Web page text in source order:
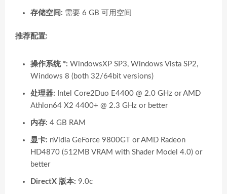
存储空间: 需要 6 GB 可用空间
推荐配置:
操作系统 *: WindowsXP SP3, Windows Vista SP2,
Windows 8 (both 32/64bit versions)
处理器: Intel Core2Duo E4400 @ 2.0 GHz or AMD
Athlon64 X2 4400+ @ 2.3 GHz or better
内存: 4 GB RAM
显卡: nVidia GeForce 9800GT or AMD Radeon
HD4870 (512MB VRAM with Shader Model 4.0) or
better
DirectX 版本: 9.0c